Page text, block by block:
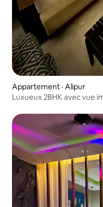
Appartement · Alipur
Luxueux 2BHK avec vue